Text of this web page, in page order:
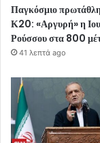
Παγκόσμιο
Κ20: «Αργυρή» η
Ρούσσου στα 800
41 λεπτά ago